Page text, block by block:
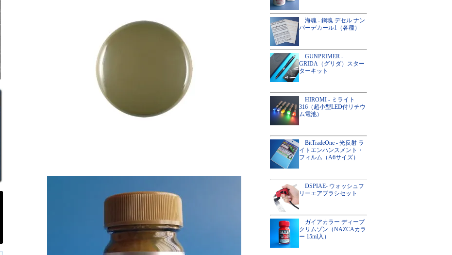
海魂 - 鋼魂 デセル ナン
バーデカール1（各種）
GUNPRIMER -
GRIDA（グリダ）スター
ターキット
HIROMI - ミライト
316（超小型LED付リチウ
ム電池）
BitTradeOne - 光反射 ラ
イトエンハンスメント・
フィルム（A6サイズ）
DSPIAE- ウォッシュフ
リーエアブラシセット
ガイアカラー ディープ
クリムゾン（NAZCAカラ
ー 15ml入）